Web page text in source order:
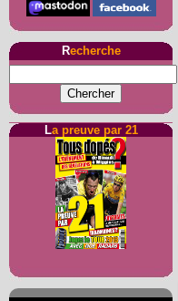
Recherche
La preuve par 21